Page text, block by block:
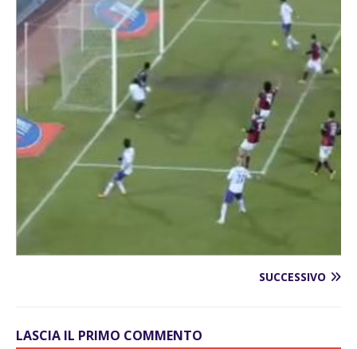
SUCCESSIVO
LASCIA IL PRIMO COMMENTO